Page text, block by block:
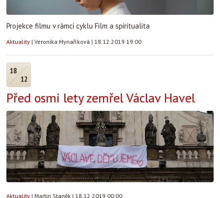
Projekce filmu v rámci cyklu Film a spiritualita
Aktuality | Veronika Mynaříková | 18.12.2019 19:00
18
12
Před osmi lety zemřel Václav Havel
Aktuality | Martin Staněk | 18.12.2019 00:00